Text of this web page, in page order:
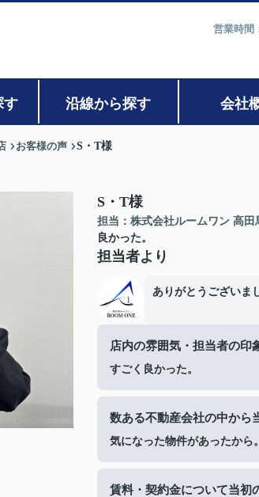
営業時間
す 沿線から探す 会社
お客様の声 S・T様
S・T様
担当：株式会社ルームワン 高田
良かった。
担当者より
ありがとうございま
店内の雰囲気・担当者の印
すごく良かった。
数ある不動産会社の中から
気になった物件があったから。
賃料・契約金について当初